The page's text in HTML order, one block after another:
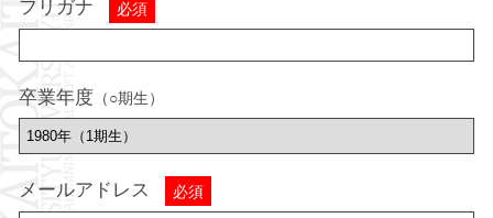
フリガナ 必須
卒業年度 （○期生）
メールアドレス 必須